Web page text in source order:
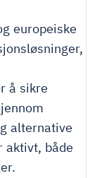
europeiske
å sikre
alternative
aktivt, både